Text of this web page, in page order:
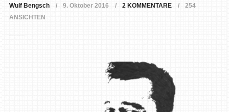
Wulf Bengsch 9. Oktober 2016 2 KOMMENTARE
254
ANSICHTEN